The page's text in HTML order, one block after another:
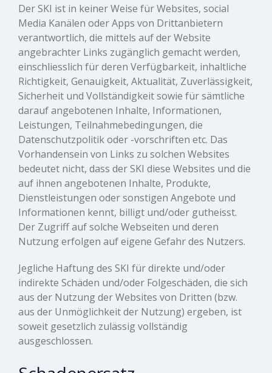
Der SKI ist in keiner Weise für Websites, social
Media Kanälen oder Apps von Drittanbietern
verantwortlich, die mittels auf der Website
angebrachter Links zugänglich gemacht werden,
einschliesslich für deren Verfügbarkeit, inhaltliche
Richtigkeit, Genauigkeit, Aktualität, Zuverlässigkeit,
Sicherheit und Vollständigkeit sowie für sämtliche
darauf angebotenen Inhalte, Informationen,
Leistungen, Teilnahmebedingungen, die
Datenschutzpolitik oder -vorschriften etc. Das
Vorhandensein von Links zu solchen Websites
bedeutet nicht, dass der SKI diese Websites und die
auf ihnen angebotenen Inhalte, Produkte,
Dienstleistungen oder sonstigen Angebote und
Informationen kennt, billigt und/oder gutheisst.
Der Zugriff auf solche Webseiten und deren
Nutzung erfolgen auf eigene Gefahr des Nutzers.
Jegliche Haftung des SKI für direkte und/oder
indirekte Schäden und/oder Folgeschäden, die sich
aus der Nutzung der Websites von Dritten (bzw.
aus der Unmöglichkeit der Nutzung) ergeben, ist
soweit gesetzlich zulässig vollständig
ausgeschlossen.